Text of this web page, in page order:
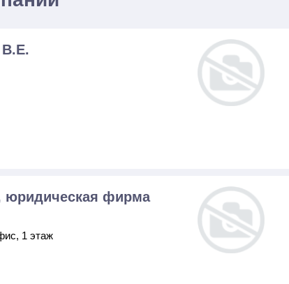
В.Е.
юридическая фирма
1 этаж